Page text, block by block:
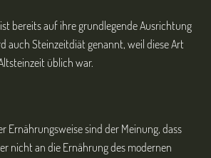
bereits auf ihre grundlegende Ausrichtung
auch Steinzeitdiät genannt, weil diese Art
üblich war.
Ernährungsweise sind der Meinung, dass
nicht an die Ernährung des modernen